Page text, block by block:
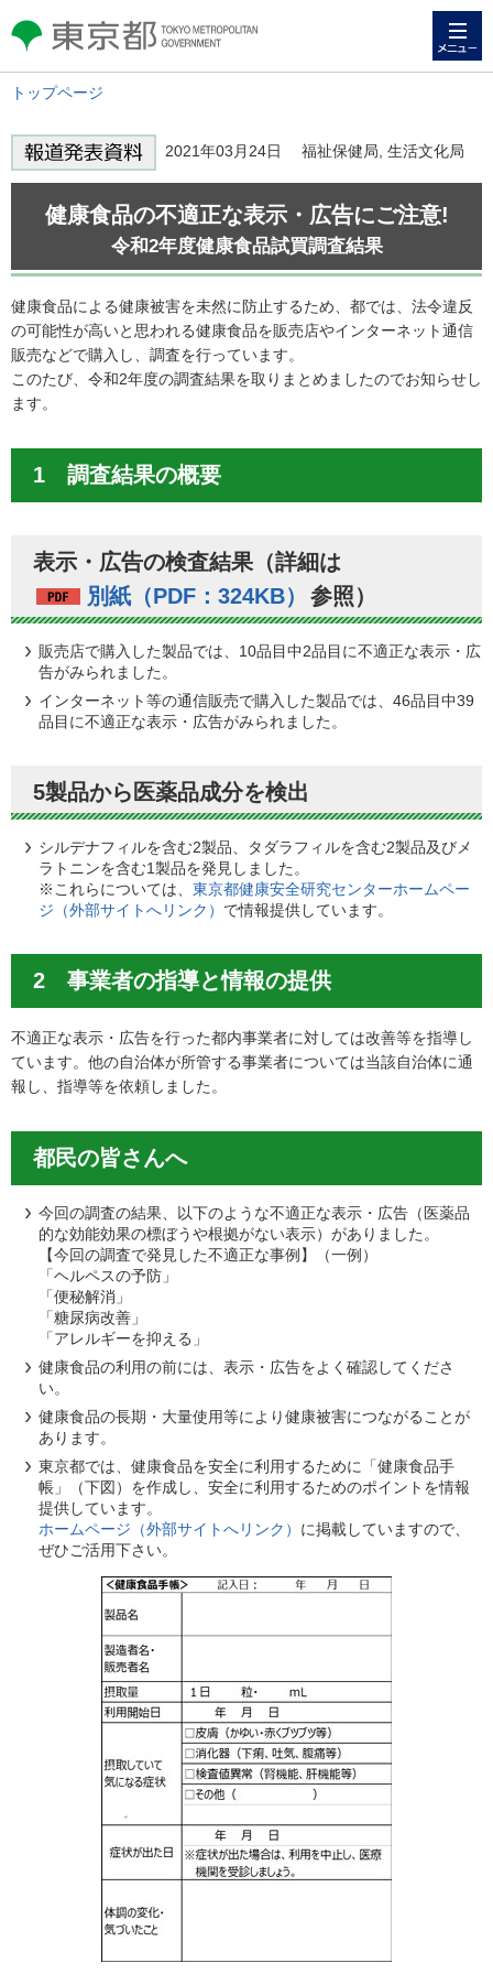
東京都 TOKYO METROPOLITAN
GOVERNMENT
トップページ
2021年03月24日 福祉保健局, 生活文化局
健康食品の不適正な表示・広告にご注意!
令和2年度健康食品試買調査結果
健康食品による健康被害を未然に防止するため、都では、法令違反
の可能性が高いと思われる健康食品を販売店やインターネット通信
販売などで購入し、調査を行っています。
このたび、令和2年度の調査結果を取りまとめましたのでお知らせし
ます。
1 調査結果の概要
表示・広告の検査結果（詳細は
別紙（PDF：324KB）
参照）
販売店で購入した製品では、10品目中2品目に不適正な表示・広
告がみられました。
インターネット等の通信販売で購入した製品では、46品目中39
品目に不適正な表示・広告がみられました。
5製品から医薬品成分を検出
シルデナフィルを含む2製品、タダラフィルを含む2製品及びメ
ラトニンを含む1製品を発見しました。
※これらについては、東京都健康安全研究センターホームペー
ジ（外部サイトへリンク） で情報提供しています。
2 事業者の指導と情報の提供
不適正な表示・広告を行った都内事業者に対しては改善等を指導し
ています。他の自治体が所管する事業者については当該自治体に通
報し、指導等を依頼しました。
都民の皆さんへ
今回の調査の結果、以下のような不適正な表示・広告（医薬品
的な効能効果の標ぼうや根拠がない表示）がありました。
【今回の調査で発見した不適正な事例】（一例）
「ヘルペスの予防」
「便秘解消」
「糖尿病改善」
「アレルギーを抑える」
健康食品の利用の前には、表示・広告をよく確認してくださ
い。
健康食品の長期・大量使用等により健康被害につながることが
あります。
東京都では、健康食品を安全に利用するために「健康食品手
帳」（下図）を作成し、安全に利用するためのポイントを情報
提供しています。
ホームページ（外部サイトへリンク） に掲載していますので、
ぜひご活用下さい。